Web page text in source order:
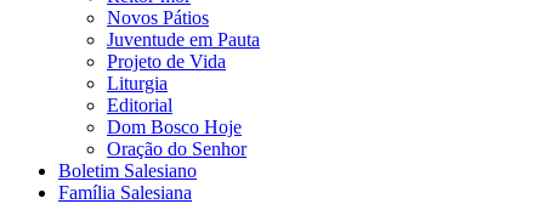
Novos Pátios
Juventude em Pauta
Projeto de Vida
Liturgia
Editorial
Dom Bosco Hoje
Oração do Senhor
Boletim Salesiano
Família Salesiana